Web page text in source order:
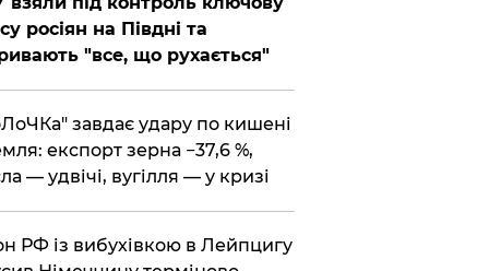
росіян на Півдні та
"все, що рухається"
завдає удару по кишені
експорт зерна −37,6 %,
— удвічі, вугілля — у кризі
РФ із вибухівкою в Лейпцигу